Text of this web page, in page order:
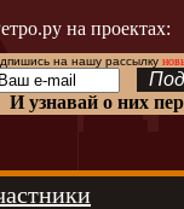
на проектах:
на нашу рассылку
И узнавай о них